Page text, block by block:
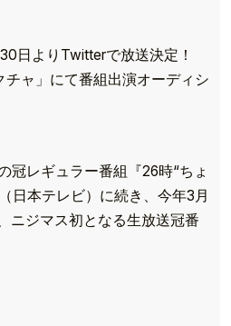
日よりTwitterで放送決定！
ャ」にて番組出演オーディシ
冠レギュラー番組『26時“ちょ
日本テレビ）に続き、今年3月
ニジマス初となる生放送冠番